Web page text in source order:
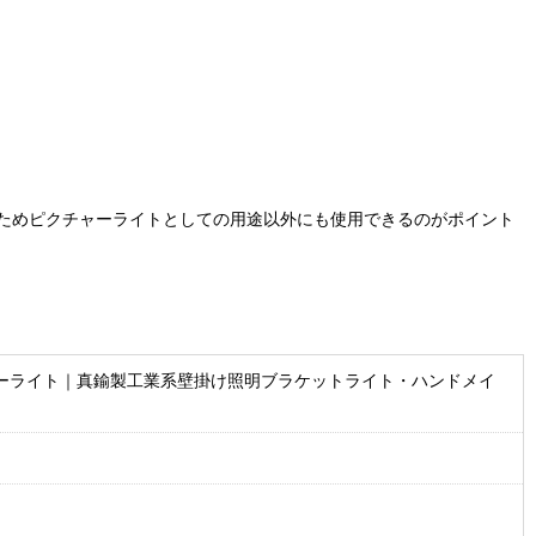
ピクチャーライトとしての用途以外にも使用できるのがポイント
イト｜真鍮製工業系壁掛け照明ブラケットライト・ハンドメイ